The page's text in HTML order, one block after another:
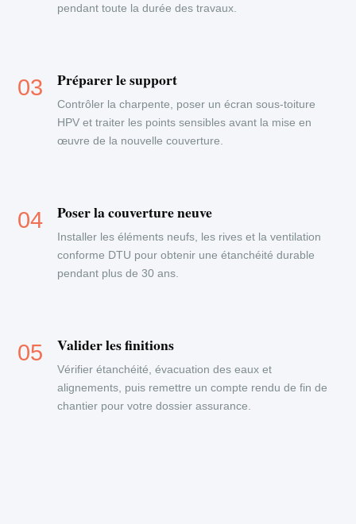
pendant toute la durée des travaux.
Préparer le support
Contrôler la charpente, poser un écran sous-toiture
HPV et traiter les points sensibles avant la mise en
œuvre de la nouvelle couverture.
Poser la couverture neuve
Installer les éléments neufs, les rives et la ventilation
conforme DTU pour obtenir une étanchéité durable
pendant plus de 30 ans.
Valider les finitions
Vérifier étanchéité, évacuation des eaux et
alignements, puis remettre un compte rendu de fin de
chantier pour votre dossier assurance.